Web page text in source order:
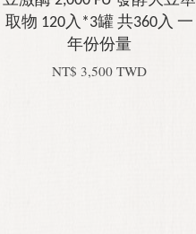
取物 120入*3罐 共360入 一
年份份量
NT$ 3,500 TWD